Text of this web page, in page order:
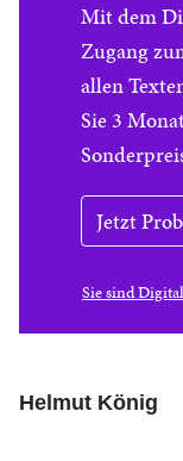
Mit dem
Zugang
allen
Sie 3
Jetzt
Sie sind
Helmut König